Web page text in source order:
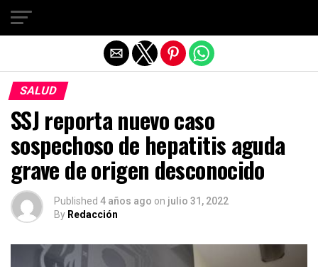
SALUD
SSJ reporta nuevo caso
sospechoso de hepatitis aguda
grave de origen desconocido
Published 4 años ago on julio 31, 2022
By Redacción